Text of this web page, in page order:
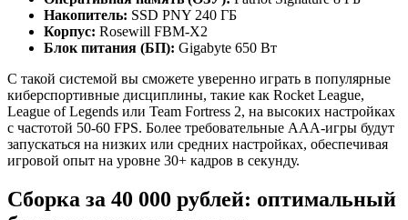
Накопитель: SSD PNY 240 ГБ
Корпус: Rosewill FBM-X2
Блок питания (БП): Gigabyte 650 Вт
С такой системой вы сможете уверенно играть в популярные
киберспортивные дисциплины, такие как Rocket League,
League of Legends или Team Fortress 2, на высоких настройках
с частотой 50-60 FPS. Более требовательные ААА-игры будут
запускаться на низких или средних настройках, обеспечивая
игровой опыт на уровне 30+ кадров в секунду.
Сборка за 40 000 рублей: оптимальный